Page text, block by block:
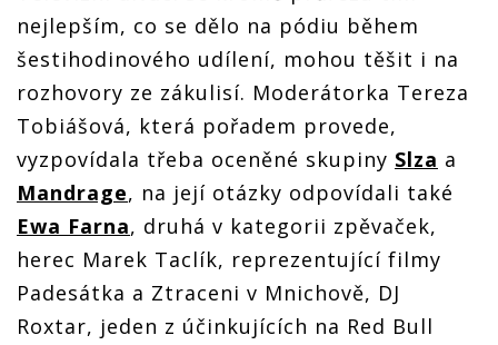
Nezapomeňte
se dívat v
pondělí
večer
Nezapomeňte
se dívat v
pondělí
večer
Óčko.
Nezapomeňte
se dívat v
pondělí
večer
Nezapomeňte
se dívat v
pondělí
večer
nejlepším, co se dělo na pódiu během
šestihodinového udílení, mohou těšit i na
rozhovory ze zákulisí. Moderátorka Tereza
Tobiášová, která pořadem provede,
vyzpovídala třeba oceněné skupiny Slza a
Mandrage, na její otázky odpovídali také
Ewa Farna, druhá v kategorii zpěvaček,
herec Marek Taclík, reprezentující filmy
Padesátka a Ztraceni v Mnichově, DJ
Roxtar, jeden z účinkujících na Red Bull